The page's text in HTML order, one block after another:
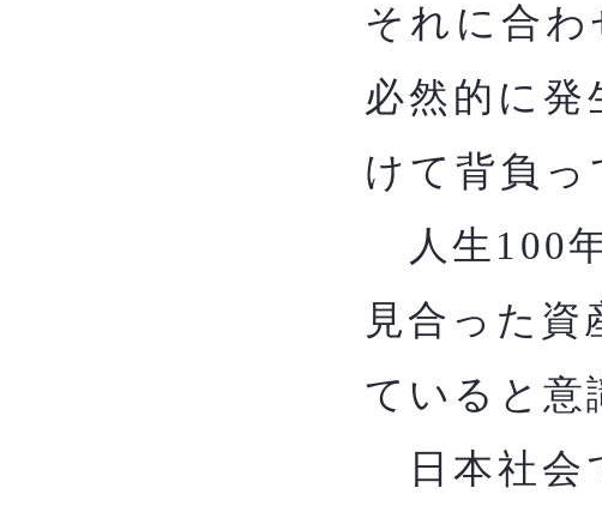
それに合わ
必然的に発
けて背負っ
人生100
見合った資
ていると意
日本社会